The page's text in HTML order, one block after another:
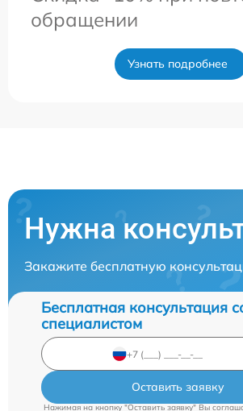
обращении
Узнать подробнее
Нужна
Закажите бесплатную
Бесплатная консультация
специалистом
Оставить заявку
Нажимая на кнопку "Оставить заявку" Вы